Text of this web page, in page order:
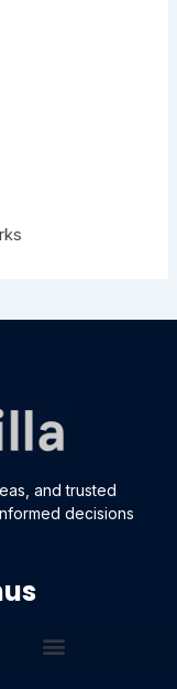
and trusted
decisions